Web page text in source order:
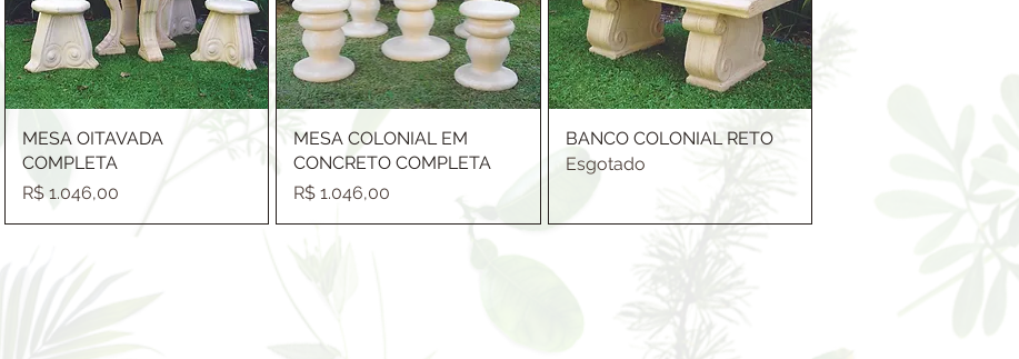
MESA OITAVADA
COMPLETA
Preço
R$ 1.046,00
MESA COLONIAL EM
CONCRETO COMPLETA
Preço
R$ 1.046,00
BANCO COLONIAL RETO
Esgotado